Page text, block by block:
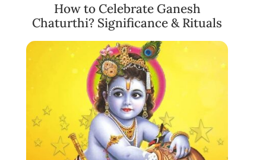
How to Celebrate Ganesh
Chaturthi? Significance & Rituals